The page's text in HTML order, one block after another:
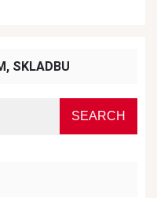
SKLADBU